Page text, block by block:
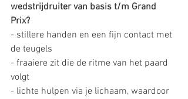
wedstrijdruiter van basis t/m Grand
Prix?
- stillere handen en een fijn contact met
de teugels
- fraaiere zit die de ritme van het paard
volgt
- lichte hulpen via je lichaam, waardoor